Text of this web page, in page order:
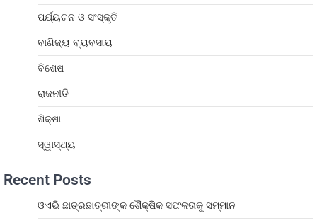
ପର୍ଯ୍ୟଟନ ଓ ସଂସ୍କୃତି
ବାଣିଜ୍ୟ ବ୍ୟବସାୟ
ବିଶେଷ
ରାଜନୀତି
ଶିକ୍ଷା
ସ୍ୱାସ୍ଥ୍ୟ
Recent Posts
ଓଏଭି ଛାତ୍ରଛାତ୍ରୀଙ୍କ ଶୈକ୍ଷିକ ସଫଳତାକୁ ସମ୍ମାନ